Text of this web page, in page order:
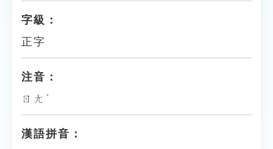
字級：
正字
注音：
ㄖㄤˊ
漢語拼音：